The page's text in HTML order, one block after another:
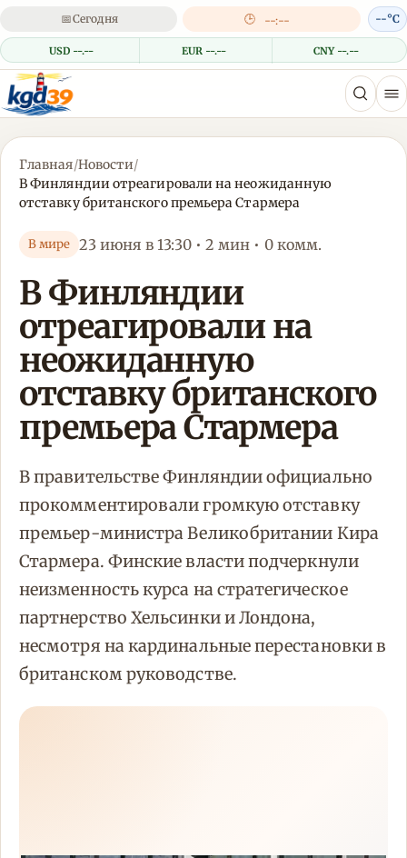
📅Сегодня 🕒 --:--
USD --.-- EUR --.-- CNY --.--
--°C
Главная/Новости/
В Финляндии отреагировали на неожиданную
отставку британского премьера Стармера
В мире 23 июня в 13:30 • 2 мин • 0 комм.
В Финляндии
отреагировали на
неожиданную
отставку британского
премьера Стармера
В правительстве Финляндии официально
прокомментировали громкую отставку
премьер-министра Великобритании Кира
Стармера. Финские власти подчеркнули
неизменность курса на стратегическое
партнерство Хельсинки и Лондона,
несмотря на кардинальные перестановки в
британском руководстве.